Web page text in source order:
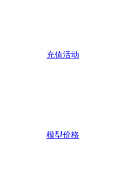
充值活动
模型价格